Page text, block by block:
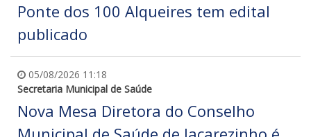
Ponte dos 100 Alqueires tem edital
publicado
05/08/2026 11:18
Secretaria Municipal de Saúde
Nova Mesa Diretora do Conselho